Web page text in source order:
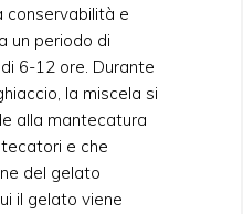
e
un periodo di
6-12 ore. Durante
la miscela si
alla mantecatura
e che
del gelato
il gelato viene